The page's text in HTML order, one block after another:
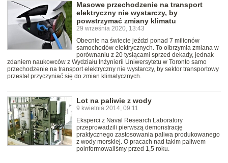
Masowe przechodzenie na transport
elektryczny nie wystarczy, by
powstrzymać zmiany klimatu
29 września 2020, 13:43
Obecnie na świecie jeździ ponad 7 milionów
samochodów elektrycznych. To olbrzymia zmiana w
porównaniu z 20 tysiącami sprzed dekady, jednak
zdaniem naukowców z Wydziału Inżynierii Uniwersytetu w Toronto samo
przechodzenie na transport elektryczny nie wystarczy, by sektor transportowy
przestał przyczyniać się do zmian klimatycznych.
Lot na paliwie z wody
9 kwietnia 2014, 09:11
Eksperci z Naval Research Laboratory
przeprowadzili pierwszą demonstrację
praktycznego zastosowania paliwa produkowanego
z wody morskiej. O pracach nad takim paliwem
poinformowaliśmy przed 1,5 roku.